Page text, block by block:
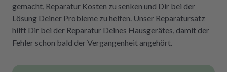
gemacht, Reparatur Kosten zu senken und Dir bei der
Lösung Deiner Probleme zu helfen. Unser Reparatursatz
hilft Dir bei der Reparatur Deines Hausgerätes, damit der
Fehler schon bald der Vergangenheit angehört.